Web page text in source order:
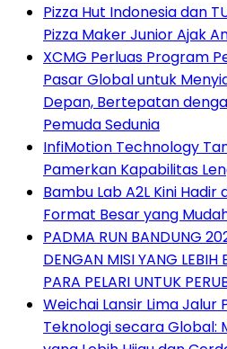
Pizza Hut Indonesia dan
Pizza Maker Junior Ajak
XCMG Perluas Program
Pasar Global untuk
Depan, Bertepatan
Pemuda Sedunia
InfiMotion Technology
Pamerkan Kapabilitas
Bambu Lab A2L Kini
Format Besar yang
PADMA RUN BANDUNG
DENGAN MISI YANG LEBIH
PARA PELARI UNTUK
Weichai Lansir Lima Jalur
Teknologi secara Global: